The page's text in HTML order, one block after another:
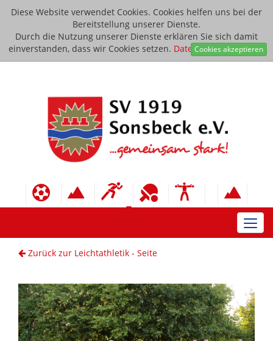
Diese Website verwendet Cookies. Cookies helfen uns bei der
Bereitstellung unserer Dienste.
Durch die Nutzung unserer Dienste erklären Sie sich damit
einverstanden, dass wir Cookies setzen. Datenschutzerklärung
Cookies akzeptieren
Zurück zur Leichtathletik - Seite